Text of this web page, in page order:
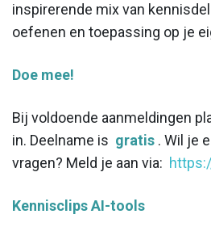
inspirerende mix van
oefenen en toepassing op je
Doe mee!
Bij voldoende aanmeldingen
in. Deelname is gratis . Wil je
vragen? Meld je aan via:
Kennisclips AI-tools